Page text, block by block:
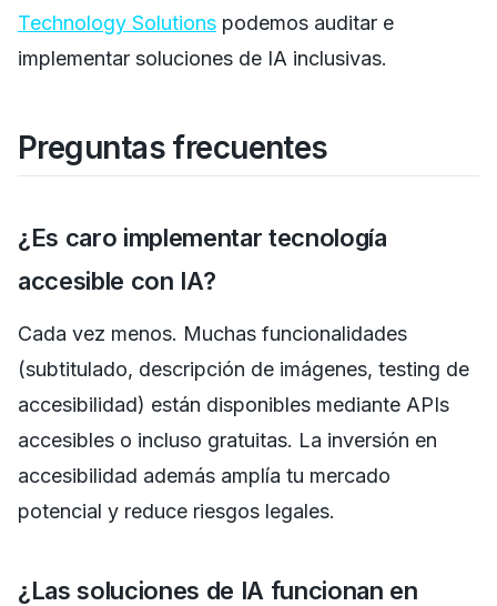
Technology Solutions podemos auditar e
implementar soluciones de IA inclusivas.
Preguntas frecuentes
¿Es caro implementar tecnología
accesible con IA?
Cada vez menos. Muchas funcionalidades
(subtitulado, descripción de imágenes, testing de
accesibilidad) están disponibles mediante APIs
accesibles o incluso gratuitas. La inversión en
accesibilidad además amplía tu mercado
potencial y reduce riesgos legales.
¿Las soluciones de IA funcionan en